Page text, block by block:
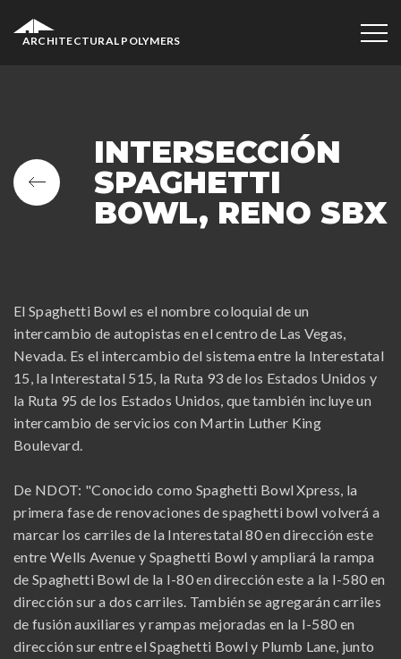
ARCHITECTURAL POLYMERS
INTERSECCIÓN
SPAGHETTI
BOWL, RENO SBX
El Spaghetti Bowl es el nombre coloquial de un
intercambio de autopistas en el centro de Las Vegas,
Nevada. Es el intercambio del sistema entre la Interestatal
15, la Interestatal 515, la Ruta 93 de los Estados Unidos y
la Ruta 95 de los Estados Unidos, que también incluye un
intercambio de servicios con Martin Luther King
Boulevard.
De NDOT: "Conocido como Spaghetti Bowl Xpress, la
primera fase de renovaciones de spaghetti bowl volverá a
marcar los carriles de la Interestatal 80 en dirección este
entre Wells Avenue y Spaghetti Bowl y ampliará la rampa
de Spaghetti Bowl de la I-80 en dirección este a la I-580 en
dirección sur a dos carriles. También se agregarán carriles
de fusión auxiliares y rampas mejoradas en la I-580 en
dirección sur entre el Spaghetti Bowl y Plumb Lane, junto